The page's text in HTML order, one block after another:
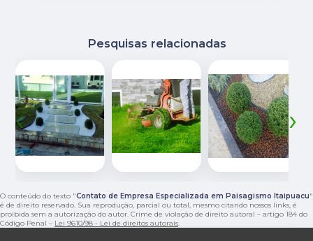
Pesquisas relacionadas
‹ ›
O conteúdo do texto "Contato de Empresa Especializada em Paisagismo Itaipuacu"
é de direito reservado. Sua reprodução, parcial ou total, mesmo citando nossos links, é
proibida sem a autorização do autor. Crime de violação de direito autoral – artigo 184 do
Código Penal – Lei 9610/98 - Lei de direitos autorais.